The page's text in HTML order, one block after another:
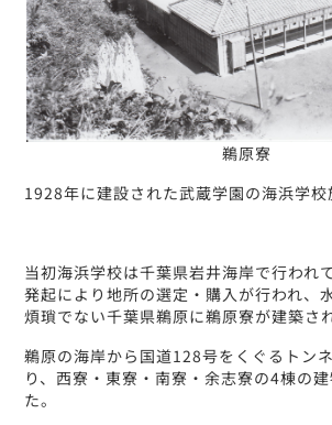
鵜原寮
1928年に建設された武蔵学園の海浜学校
当初海浜学校は千葉県岩井海岸で行われ
発起により地所の選定・購入が行われ、
煩瑣でない千葉県鵜原に鵜原寮が建築され
鵜原の海岸から国道128号をくぐるトン
り、西寮・東寮・南寮・余志寮の4棟の
た。